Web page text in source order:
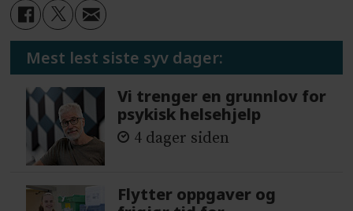
Mest lest siste syv dager:
Vi trenger en grunnlov for
psykisk helsehjelp
4 dager siden
Flytter oppgaver og